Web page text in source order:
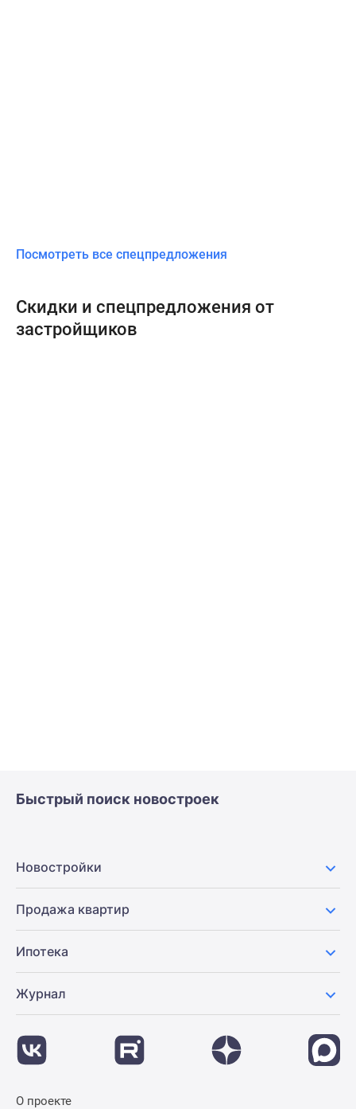
Посмотреть все спецпредложения
Скидки и спецпредложения от
застройщиков
Быстрый поиск новостроек
Новостройки
Продажа квартир
Ипотека
Журнал
О проекте